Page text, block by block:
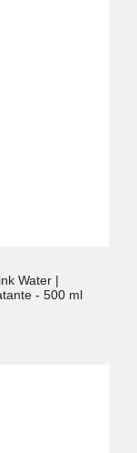
Water |
- 500 ml